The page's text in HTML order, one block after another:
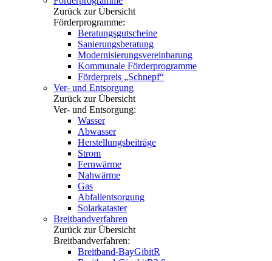
Zurück zur Übersicht
Förderprogramme:
Beratungsgutscheine
Sanierungsberatung
Modernisierungsvereinbarung
Kommunale Förderprogramme
Förderpreis „Schnepf“
Ver- und Entsorgung
Zurück zur Übersicht
Ver- und Entsorgung:
Wasser
Abwasser
Herstellungsbeiträge
Strom
Fernwärme
Nahwärme
Gas
Abfallentsorgung
Solarkataster
Breitbandverfahren
Zurück zur Übersicht
Breitbandverfahren:
Breitband-BayGibitR